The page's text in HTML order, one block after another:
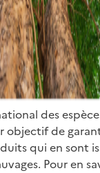
des
de
qui en sont
Pour en